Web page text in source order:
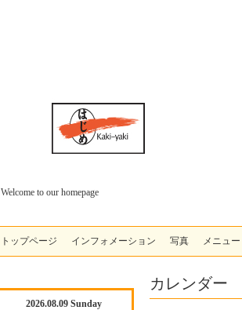
Welcome to our homepage
トップページ インフォメーション 写真 メニュー
カレンダー
2026.08.09 Sunday